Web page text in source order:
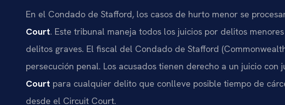
En el Condado de Stafford, los casos de hurto menor se
Court. Este tribunal maneja todos los juicios por delitos
delitos graves. El fiscal del Condado de Stafford
persecución penal. Los acusados tienen derecho a un juicio con
Court para cualquier delito que conlleve posible tiempo de
desde el Circuit Court.